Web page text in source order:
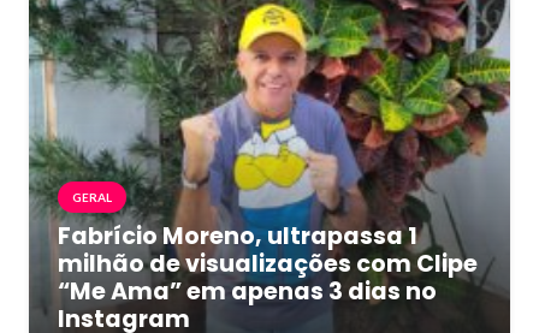
GERAL
Fabrício Moreno, ultrapassa 1
milhão de visualizações com Clipe
“Me Ama” em apenas 3 dias no
Instagram